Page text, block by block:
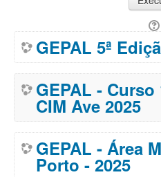
GEPAL 5ª
GEPAL - Curso
CIM Ave 2025
GEPAL - Área
Porto - 2025